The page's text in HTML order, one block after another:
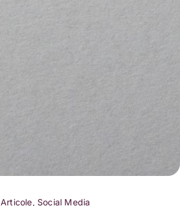
Articole, Social Media